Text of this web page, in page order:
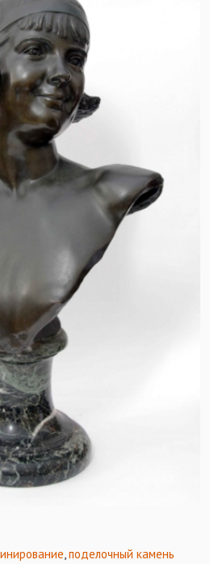
поделочный камень